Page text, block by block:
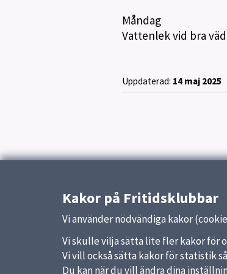
Måndag
Vattenlek vid bra
Uppdaterad: 14 maj 2025
Kakor på Fritidsklubbar
Vi använder nödvändiga kakor
Vi skulle vilja sätta lite fler kakor för
Vi vill också sätta kakor för statistik
Du kan när du vill ändra dina